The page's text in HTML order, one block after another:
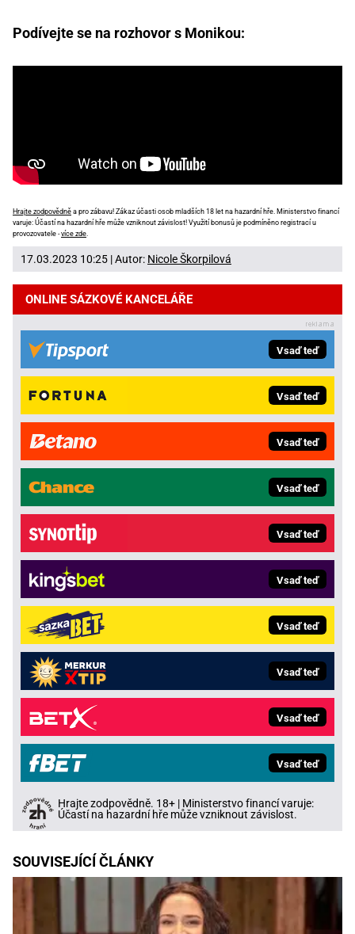
Podívejte se na rozhovor s Monikou:
Hrajte zodpovědně a pro zábavu! Zákaz účasti osob mladších 18 let na hazardní hře. Ministerstvo financí
varuje: Účastí na hazardní hře může vzniknout závislost! Využití bonusů je podmíněno registrací u
provozovatele -více zde.
17.03.2023 10:25 | Autor: Nicole Škorpilová
ONLINE SÁZKOVÉ KANCELÁŘE
Vsaď teď
Vsaď teď
Vsaď teď
Vsaď teď
Vsaď teď
Vsaď teď
Vsaď teď
Vsaď teď
Vsaď teď
Vsaď teď
Hrajte zodpovědně. 18+ | Ministerstvo financí varuje:
Účastí na hazardní hře může vzniknout závislost.
SOUVISEJÍCÍ ČLÁNKY